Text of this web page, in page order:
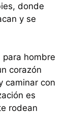
donde
y se
hombre
corazón
caminar con
es
rodean